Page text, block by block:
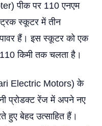
पीक पर 110 एनएम
स्कूटर में तीन
पावर हैं। इस स्कूटर को एक
किमी तक चलता है।
Electric Motors) के
प्रोडक्‍ट रेंज में अपने नए
बेहद उत्‍साहित हैं।